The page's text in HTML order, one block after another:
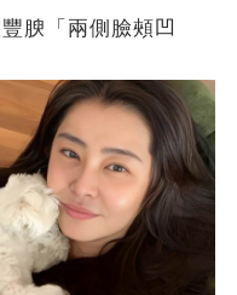
腴「兩側臉頰凹